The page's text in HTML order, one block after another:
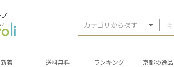
カテゴリから探す
新着 送料無料 ランキング 京都の逸品